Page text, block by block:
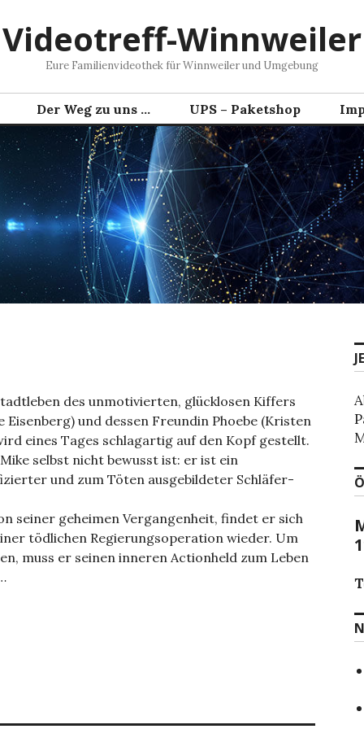
Videotreff-Winnweiler
Eure Familienvideothek für Winnweiler und Umgebung
Der Weg zu uns … UPS – Paketshop
des unmotivierten, glücklosen Kiffers
Eisenberg) und dessen Freundin Phoebe (Kristen
eines Tages schlagartig auf den Kopf gestellt.
selbst nicht bewusst ist: er ist ein
und zum Töten ausgebildeter Schläfer-
seiner geheimen Vergangenheit, findet er sich
tödlichen Regierungsoperation wieder. Um
muss er seinen inneren Actionheld zum Leben